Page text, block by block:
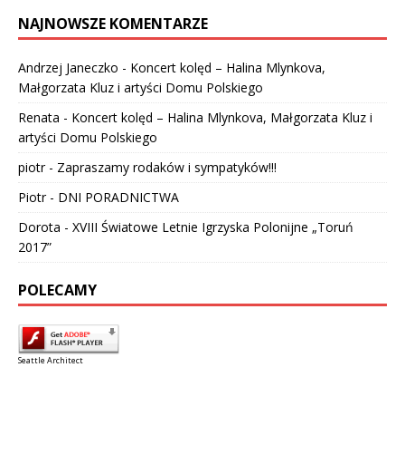
NAJNOWSZE KOMENTARZE
Andrzej Janeczko - Koncert kolęd – Halina Mlynkova,
Małgorzata Kluz i artyści Domu Polskiego
Renata - Koncert kolęd – Halina Mlynkova, Małgorzata Kluz i
artyści Domu Polskiego
piotr- Zapraszamy rodaków i sympatyków!!!
Piotr- DNI PORADNICTWA
Dorota - XVIII Światowe Letnie Igrzyska Polonijne „Toruń
2017”
POLECAMY
Seattle Architect